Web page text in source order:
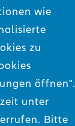
wie
zu
öffnen".
unter
Bitte